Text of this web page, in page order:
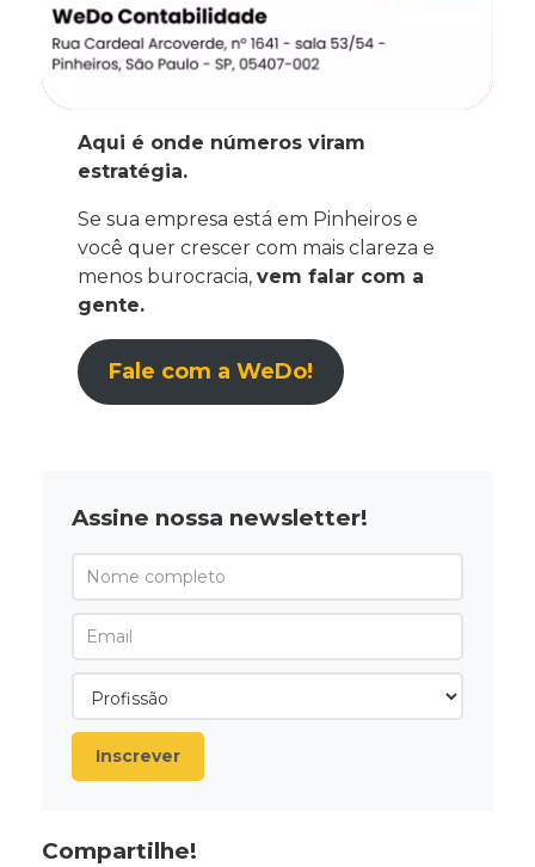
Aqui é onde números viram
estratégia.
Se sua empresa está em Pinheiros e
você quer crescer com mais clareza e
menos burocracia,vem falar com a
gente.
Fale com a WeDo!
Assine nossa newsletter!
Inscrever
Compartilhe!